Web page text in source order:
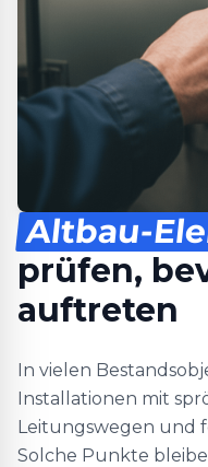
Altbau-
prüfen,
auftreten
In vielen
Installationen mit
Leitungswegen und
Solche Punkte